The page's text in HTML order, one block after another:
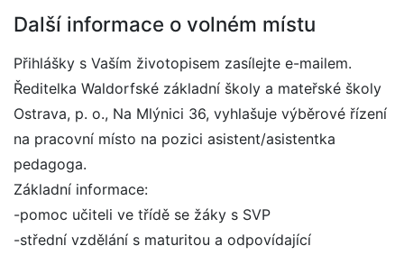
Další informace o volném místu
Přihlášky s Vaším životopisem zasílejte e-mailem.
Ředitelka Waldorfské základní školy a mateřské školy
Ostrava, p. o., Na Mlýnici 36, vyhlašuje výběrové řízení
na pracovní místo na pozici asistent/asistentka
pedagoga.
Základní informace:
-pomoc učiteli ve třídě se žáky s SVP
-střední vzdělání s maturitou a odpovídající